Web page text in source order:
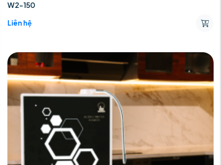
W2-150
Liên hệ